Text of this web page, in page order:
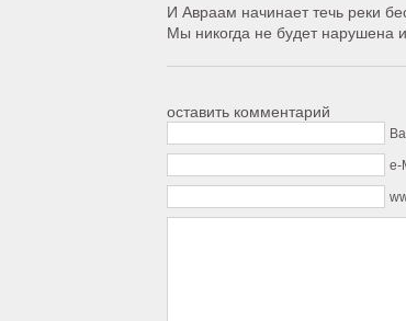
И Авраам начинает течь реки
Мы никогда не будет нарушена
оставить комментарий
e-